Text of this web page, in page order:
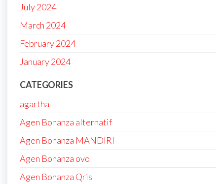
July 2024
March 2024
February 2024
January 2024
CATEGORIES
agartha
Agen Bonanza alternatif
Agen Bonanza MANDIRI
Agen Bonanza ovo
Agen Bonanza Qris